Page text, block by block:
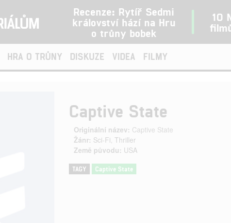
Recenze: Rytíř Sedmi
království hází na Hru
o trůny bobek
10
HRA O TRŮNY DISKUZE VIDEA FILMY
Captive State
Originální název: Captive State
Žánr: Sci-Fi, Thriller
Země původu: USA
TAGY Captive State